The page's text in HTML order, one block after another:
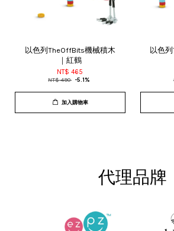
以色列TheOffBits機械積木
｜紅鶴
NT$ 465
NT$ 490 -5.1%
加入購物車
以色
代理品牌